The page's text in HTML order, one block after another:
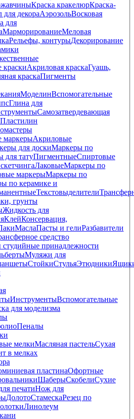
Краска кракелюрКраска-
декораАэрозольВосковая
для
МарморированиеМеловая
Рельефы, контурыДекорирование
краскиАкриловая краскаГуашь,
краскаПигменты
МоделинВспомогательные
Глина для
Самозатвердевающая
Пластилин
маркерыАкриловые
для доскиМаркеры по
для татуПигментныеCпиртовые
ЛаковыеМаркеры по
маркерыМаркеры по
по керамике и
Текстовыделители
грунты
Жидкость для
КлейКонсервация,
МаслаПасты и гелиРазбавители
средство
принадлежности
Муляжи для
СтойкиСтульяЭтюдники
ИнструментыВспомогательные
для моделизма
Пеналы
мелкиМасляная пастельСухая
в мелках
пластинаОфортные
ШаберыСкобелиСухие
печатиНож для
ДолотоСтамескаРезец по
Линолеум